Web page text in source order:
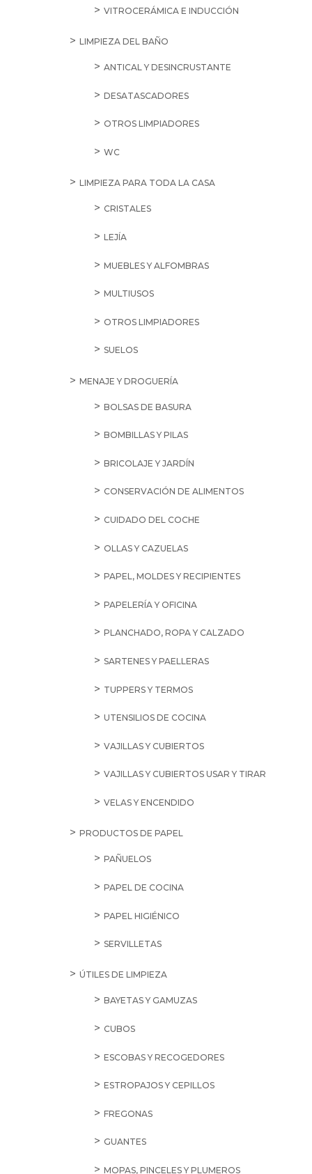
VITROCERÁMICA E INDUCCIÓN
LIMPIEZA DEL BAÑO
ANTICAL Y DESINCRUSTANTE
DESATASCADORES
OTROS LIMPIADORES
WC
LIMPIEZA PARA TODA LA CASA
CRISTALES
LEJÍA
MUEBLES Y ALFOMBRAS
MULTIUSOS
OTROS LIMPIADORES
SUELOS
MENAJE Y DROGUERÍA
BOLSAS DE BASURA
BOMBILLAS Y PILAS
BRICOLAJE Y JARDÍN
CONSERVACIÓN DE ALIMENTOS
CUIDADO DEL COCHE
OLLAS Y CAZUELAS
PAPEL, MOLDES Y RECIPIENTES
PAPELERÍA Y OFICINA
PLANCHADO, ROPA Y CALZADO
SARTENES Y PAELLERAS
TUPPERS Y TERMOS
UTENSILIOS DE COCINA
VAJILLAS Y CUBIERTOS
VAJILLAS Y CUBIERTOS USAR Y TIRAR
VELAS Y ENCENDIDO
PRODUCTOS DE PAPEL
PAÑUELOS
PAPEL DE COCINA
PAPEL HIGIÉNICO
SERVILLETAS
ÚTILES DE LIMPIEZA
BAYETAS Y GAMUZAS
CUBOS
ESCOBAS Y RECOGEDORES
ESTROPAJOS Y CEPILLOS
FREGONAS
GUANTES
MOPAS, PINCELES Y PLUMEROS